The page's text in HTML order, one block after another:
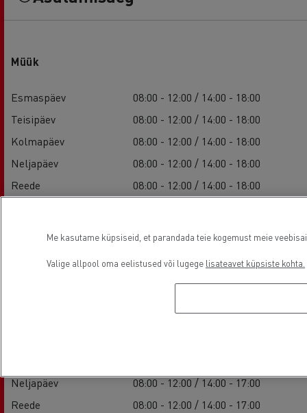
Müük
Esmaspäev
08:00 - 12:00 / 14:00 - 18:00
Teisipäev
08:00 - 12:00 / 14:00 - 18:00
Kolmapäev
08:00 - 12:00 / 14:00 - 18:00
Neljapäev
08:00 - 12:00 / 14:00 - 18:00
Reede
08:00 - 12:00 / 14:00 - 18:00
08:00 - 12:00 / 14:00 - 17:00
Neljapäev
08:00 - 12:00 / 14:00 - 17:00
Reede
08:00 - 12:00 / 14:00 - 17:00
Me kasutame küpsiseid, et parandada teie kogemust meie
Valige allpool oma eelistused või lugege lisateavet küpsiste kohta.